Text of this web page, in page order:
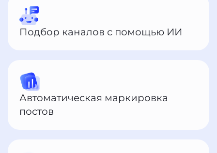
Подбор каналов с помощью ИИ
Автоматическая маркировка
постов